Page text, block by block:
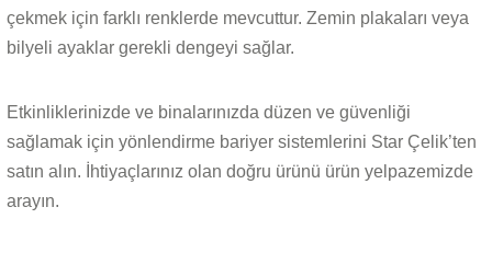
çekmek için farklı renklerde mevcuttur. Zemin plakaları veya
bilyeli ayaklar gerekli dengeyi sağlar.
Etkinliklerinizde ve binalarınızda düzen ve güvenliği
sağlamak için yönlendirme bariyer sistemlerini Star Çelik’ten
satın alın. İhtiyaçlarınız olan doğru ürünü ürün yelpazemizde
arayın.